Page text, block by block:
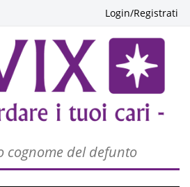
Login/Registrati